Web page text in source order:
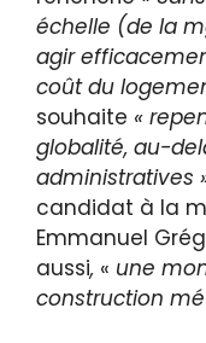
échelle (de la
agir
coût du
souhaite «
globalité, au-
administratives
candidat à la
Emmanuel
aussi, « une
construction